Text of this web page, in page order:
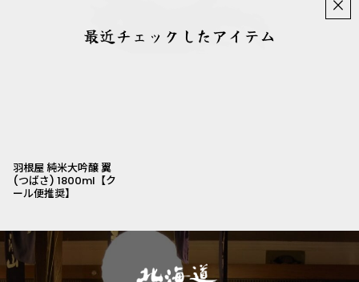
最近チェックしたアイテム
羽根屋 純米大吟醸 翼
(つばさ) 1800ml【ク
ール便推奨】